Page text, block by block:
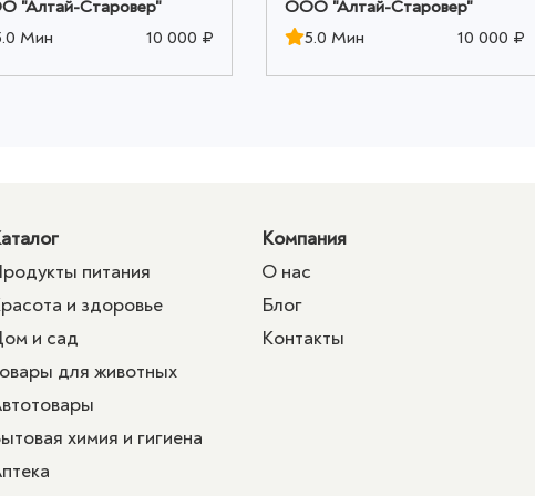
"Алтай-Старовер"
Мин
10 000 ₽
ООО "Алтай-Старовер"
5.0 Мин
10 000 ₽
питания
и здоровье
и сад
для животных
химия и гигиена
Компания
О нас
Блог
Контакты